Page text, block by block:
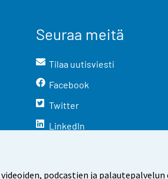
podcastien ja palautepalvelun
Seuraa meitä
Tilaa uutisviesti
Facebook
Twitter
LinkedIn